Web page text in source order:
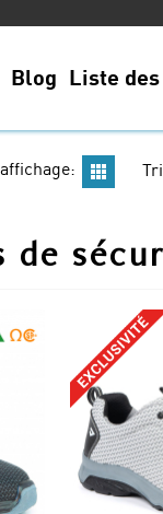
Blog Liste
de